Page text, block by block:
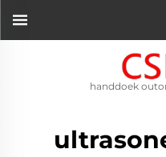
handdoek